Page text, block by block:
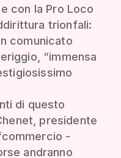
con la Pro Loco
trionfali:
comunicato
“immensa
di questo
presidente
-
andranno